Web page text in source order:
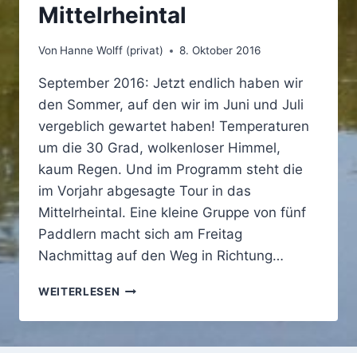
Mittelrheintal
Von Hanne Wolff (privat) 8. Oktober 2016
September 2016: Jetzt endlich haben wir
den Sommer, auf den wir im Juni und Juli
vergeblich gewartet haben! Temperaturen
um die 30 Grad, wolkenloser Himmel,
kaum Regen. Und im Programm steht die
im Vorjahr abgesagte Tour in das
Mittelrheintal. Eine kleine Gruppe von fünf
Paddlern macht sich am Freitag
Nachmittag auf den Weg in Richtung…
WEITERLESEN PADDELN
WANDERN